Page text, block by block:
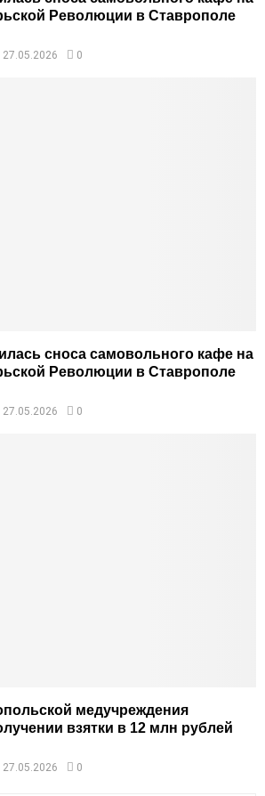
Революции в Ставрополе
27.05.2026 0
сноса самовольного кафе на
Революции в Ставрополе
27.05.2026 0
медучреждения
взятки в 12 млн рублей
27.05.2026 0